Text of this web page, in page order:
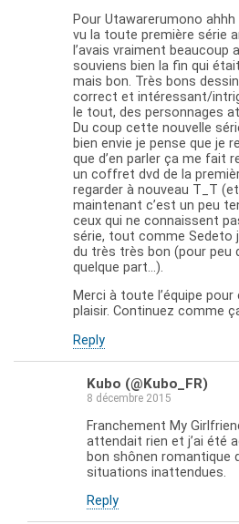
Pour Utawarerumono ahhh
vu la toute première série
l’avais vraiment beaucoup
souviens bien la fin qui
mais bon. Très bons
correct et intéressant/
le tout, des personnages
Du coup cette nouvelle
bien envie je pense que je
que d’en parler ça me fait
un coffret dvd de la
regarder à nouveau T_T
maintenant c’est un peu
ceux qui ne connaissent
série, tout comme Sedeto
du très très bon (pour peu
quelque part…).
Merci à toute l’équipe
plaisir. Continuez comme
Reply
Kubo (@Kubo_FR)
8 décembre 2015
Franchement My
attendait rien et j’ai été
bon shônen romantique
situations inattendues.
Reply